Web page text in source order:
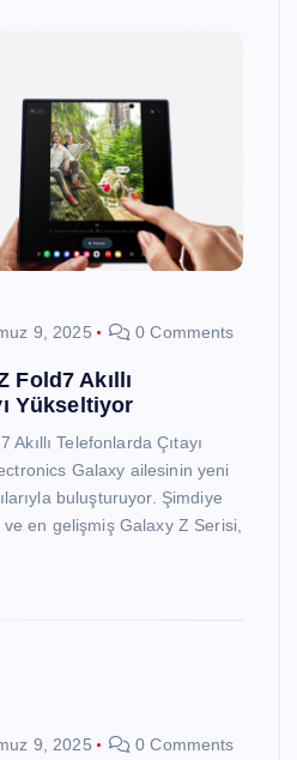
9, 2025 0 Comments
Fold7 Akıllı
Yükseltiyor
Telefonlarda Çıtayı
Galaxy ailesinin yeni
buluşturuyor. Şimdiye
en gelişmiş Galaxy Z Serisi,
9, 2025 0 Comments